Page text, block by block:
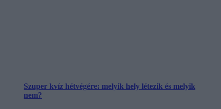
Szuper kvíz hétvégére: melyik hely létezik és melyik
nem?